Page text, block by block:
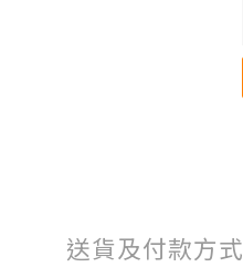
送貨及付款方式